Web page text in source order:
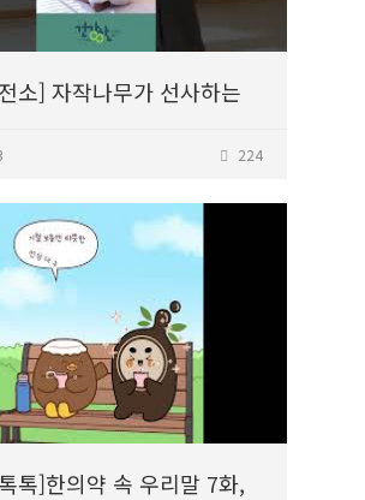
소] 자작나무가 선사하는
화목피와 함께하는 웰니스224
톡]한의약 속 우리말 7화,